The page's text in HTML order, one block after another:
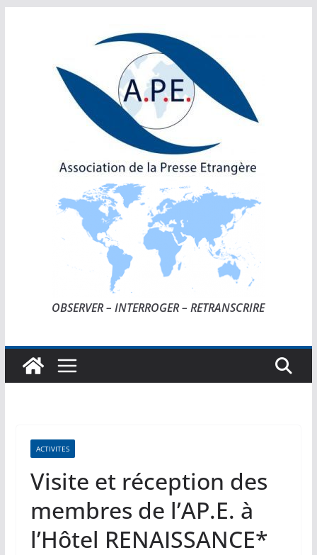
OBSERVER – INTERROGER – RETRANSCRIRE
ACTIVITES
Visite et réception des
membres de l’AP.E. à
l’Hôtel RENAISSANCE*